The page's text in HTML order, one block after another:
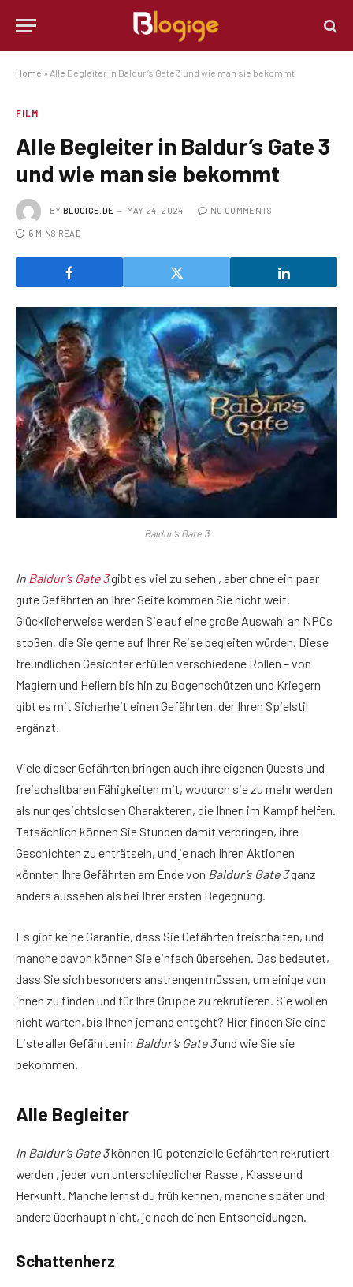
Home » Alle Begleiter in Baldur’s Gate 3 und wie man sie bekommt
FILM
Alle Begleiter in Baldur’s Gate 3
und wie man sie bekommt
BY BLOGIGE.DE MAY 24, 2024 NO COMMENTS
6 MINS READ
Baldur’s Gate 3
In Baldur’s Gate 3gibt es viel zu sehen , aber ohne ein paar
gute Gefährten an Ihrer Seite kommen Sie nicht weit.
Glücklicherweise werden Sie auf eine große Auswahl an NPCs
stoßen, die Sie gerne auf Ihrer Reise begleiten würden. Diese
freundlichen Gesichter erfüllen verschiedene Rollen – von
Magiern und Heilern bis hin zu Bogenschützen und Kriegern
gibt es mit Sicherheit einen Gefährten, der Ihren Spielstil
ergänzt.
Viele dieser Gefährten bringen auch ihre eigenen Quests und
freischaltbaren Fähigkeiten mit, wodurch sie zu mehr werden
als nur gesichtslosen Charakteren, die Ihnen im Kampf helfen.
Tatsächlich können Sie Stunden damit verbringen, ihre
Geschichten zu enträtseln, und je nach Ihren Aktionen
könnten Ihre Gefährten am Ende von Baldur’s Gate 3ganz
anders aussehen als bei Ihrer ersten Begegnung.
Es gibt keine Garantie, dass Sie Gefährten freischalten, und
manche davon können Sie einfach übersehen. Das bedeutet,
dass Sie sich besonders anstrengen müssen, um einige von
ihnen zu finden und für Ihre Gruppe zu rekrutieren. Sie wollen
nicht warten, bis Ihnen jemand entgeht? Hier finden Sie eine
Liste aller Gefährten in Baldur’s Gate 3und wie Sie sie
bekommen.
Alle Begleiter
In Baldur’s Gate 3können 10 potenzielle Gefährten rekrutiert
werden , jeder von unterschiedlicher Rasse , Klasse und
Herkunft. Manche lernst du früh kennen, manche später und
andere überhaupt nicht, je nach deinen Entscheidungen.
Schattenherz